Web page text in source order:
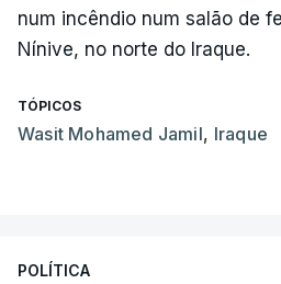
num incêndio num salão de
Nínive, no norte do Iraque.
TÓPICOS
Wasit Mohamed Jamil, Iraque
POLÍTICA